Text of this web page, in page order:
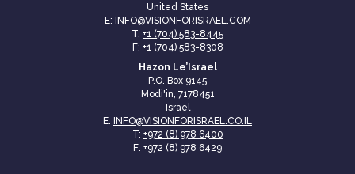
United States
E: INFO@VISIONFORISRAEL.COM
T: +1 (704) 583-8445
F: +1 (704) 583-8308
Hazon Le’Israel
P.O. Box 9145
Modi'in, 7178451
Israel
E: INFO@VISIONFORISRAEL.CO.IL
T: +972 (8) 978 6400
F: +972 (8) 978 6429